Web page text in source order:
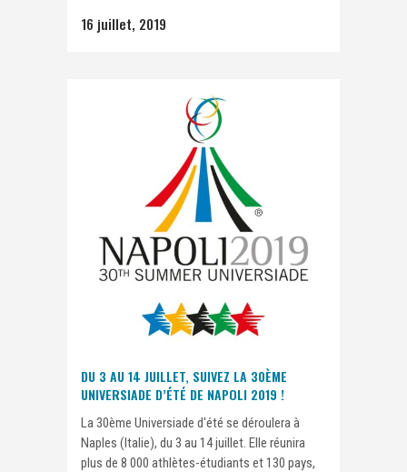
16 juillet, 2019
DU 3 AU 14 JUILLET, SUIVEZ LA 30ÈME
UNIVERSIADE D’ÉTÉ DE NAPOLI 2019 !
La 30ème Universiade d'été se déroulera à
Naples (Italie), du 3 au 14 juillet. Elle réunira
plus de 8 000 athlètes-étudiants et 130 pays,